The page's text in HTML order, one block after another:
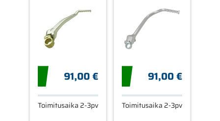
91,00 €
Toimitusaika 2-3pv
91,00 €
Toimitusaika 2-3pv